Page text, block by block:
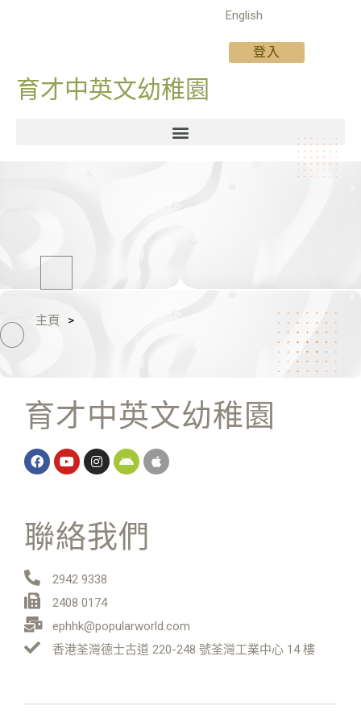
English
登入
育才中英文幼稚園
主頁
育才中英文幼稚園
聯絡我們
2942 9338
2408 0174
ephhk@popularworld.com
香港荃灣德士古道 220-248 號荃灣工業中心 14 樓